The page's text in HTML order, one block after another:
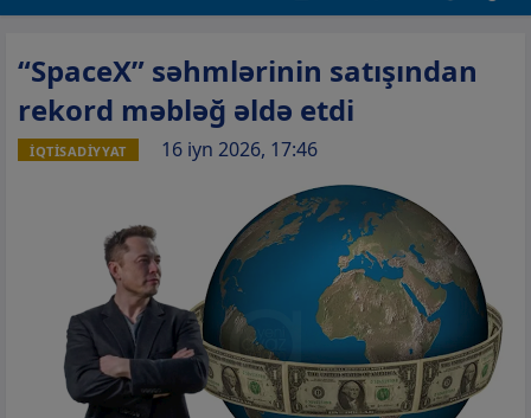
“SpaceX” səhmlərinin satışından
rekord məbləğ əldə etdi
İQTİSADİYYAT 16 iyn 2026, 17:46